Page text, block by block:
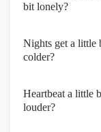
bit lonely?
Nights get a little
colder?
Heartbeat a little
louder?